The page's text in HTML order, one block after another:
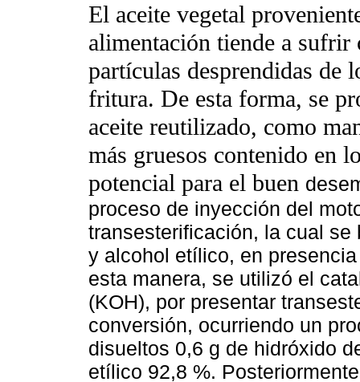
El aceite vegetal
alimentación tiende a sufrir
partículas desprendidas de
fritura. De esta forma, se
aceite reutilizado, como
más gruesos contenido en
potencial para el buen
proceso de inyección del
transesterificación, la cual
y alcohol etílico, en
esta manera, se utilizó el
(KOH), por presentar
conversión, ocurriendo un
disueltos 0,6 g de hidróxido
etílico 92,8 %.